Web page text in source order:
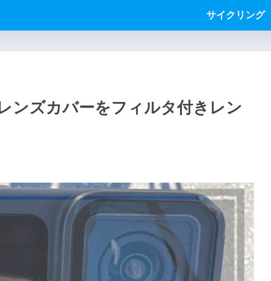
サイクリング
ンズカバーをフィルタ付きレン